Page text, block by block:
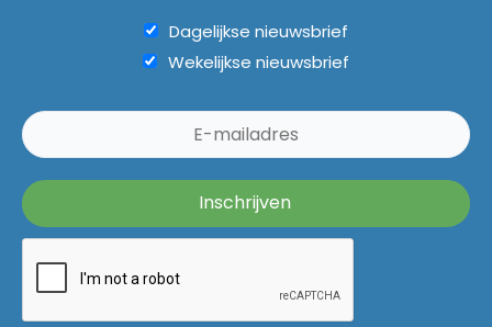
Dagelijkse nieuwsbrief
Wekelijkse nieuwsbrief